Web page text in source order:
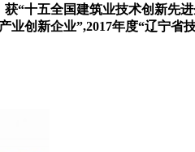
“十五全国建筑业技术创新先
业创新企业”,2017年度“辽宁省